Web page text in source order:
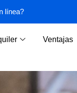
línea?
Ventajas